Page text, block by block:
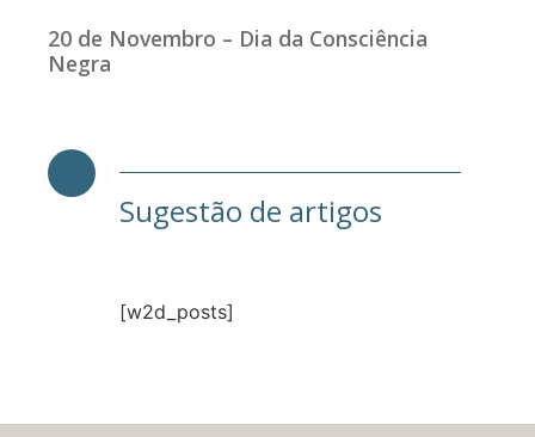
20 de Novembro – Dia da Consciência
Negra
Sugestão de artigos
[w2d_posts]